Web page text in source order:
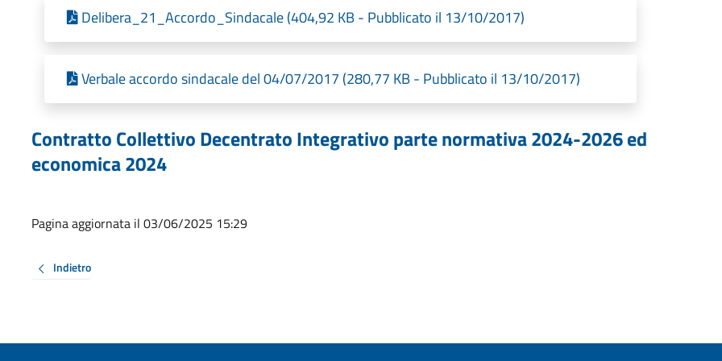
Delibera_21_Accordo_Sindacale (404,92 KB - Pubblicato il 13/10/2017)
Verbale accordo sindacale del 04/07/2017 (280,77 KB - Pubblicato il 13/10/2017)
Contratto Collettivo Decentrato Integrativo parte normativa 2024-2026 ed
economica 2024
Pagina aggiornata il 03/06/2025 15:29
Indietro